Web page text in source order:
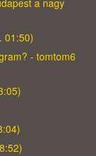
a nagy
01:50)
- tomtom6